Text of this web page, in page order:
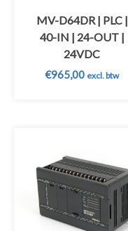
MV-D64DR | PLC |
40-IN | 24-OUT |
24VDC
€965,00 excl. btw